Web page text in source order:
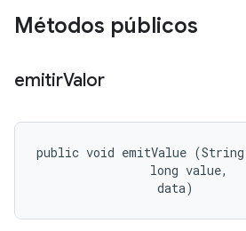
Métodos públicos
emitirValor
public void emitValue (String
                long value,
data)